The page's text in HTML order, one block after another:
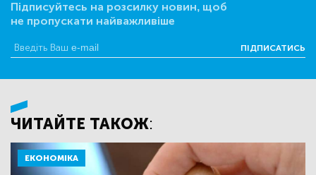
Підписуйтесь на розсилку новин, щоб
не пропускати найважливіше
ПІДПИСАТИСЬ
ЧИТАЙТЕ ТАКОЖ:
ЕКОНОМІКА